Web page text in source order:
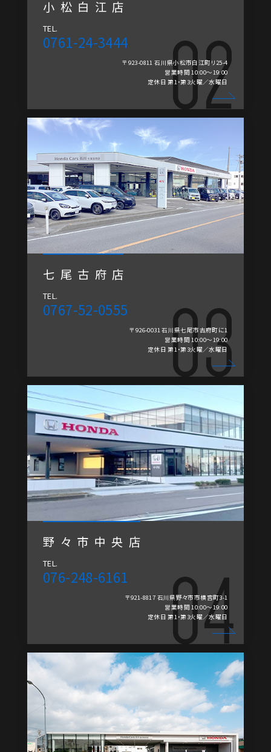
小松白江店
TEL.
0761-24-3444
〒923-0811 石川県小松市白江町リ25-4
営業時間 10:00～19:00
定休日 第1・第3火曜／水曜日
七尾古府店
TEL.
0767-52-0555
〒926-0031 石川県七尾市古府町に1
営業時間 10:00～19:00
定休日 第1・第3火曜／水曜日
野々市中央店
TEL.
076-248-6161
〒921-8817 石川県野々市市横宮町3-1
営業時間 10:00～19:00
定休日 第1・第3火曜／水曜日